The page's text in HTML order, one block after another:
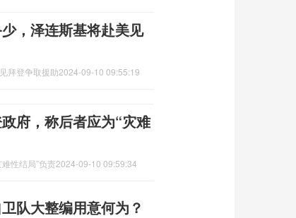
，泽连斯基将赴美见
拜登争取援助2024-09-10 09:55:19
府，称后者应为“灾难
性结局”负责2024-09-10 09:59:34
队大整编用意何为？